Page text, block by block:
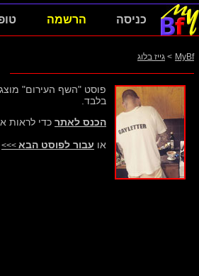
כניסה הרשמה
MyBf
> גייז בלוג
פוסט "השף העירום"
בלבד.
הכנס לאתר כדי לראות
או עבור לפוסט הבא >>>